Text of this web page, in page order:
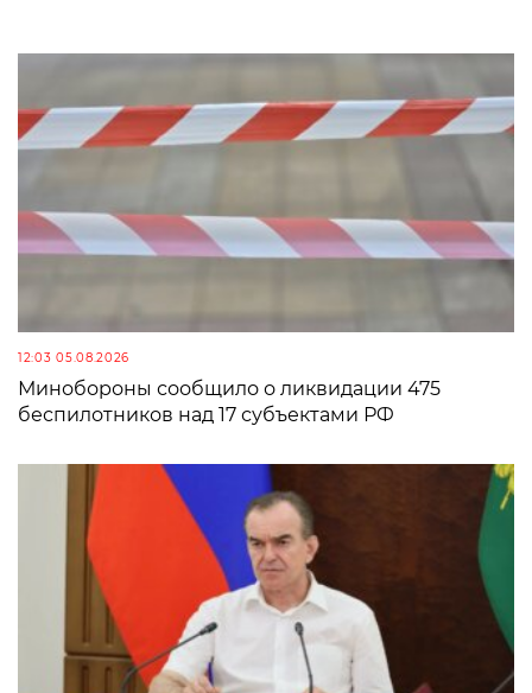
12:03 05.08.2026
Минобороны сообщило о ликвидации 475
беспилотников над 17 субъектами РФ